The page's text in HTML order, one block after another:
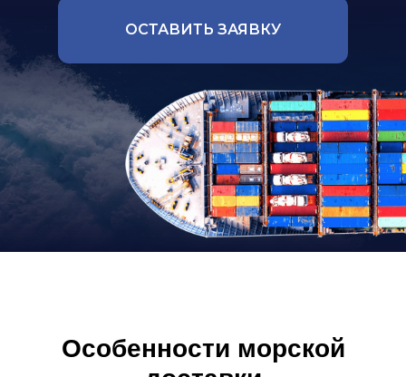
ОСТАВИТЬ ЗАЯВКУ
Особенности морской